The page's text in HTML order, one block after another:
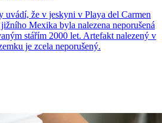
že v jeskyni v Playa del Carmen
Mexika byla nalezena neporušená
stářím 2000 let. Artefakt nalezený v
je zcela neporušený.